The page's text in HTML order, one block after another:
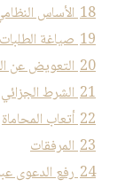
18 الأساس
19 صياغة الطلبات
20 التعويض عن
21 الشرط الجزائي
22 أتعاب المحاماة
23 المرفقات
24 رفع الدعوى